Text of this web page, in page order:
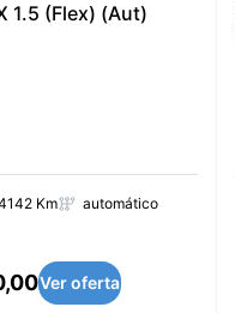
1.5 (Flex) (Aut)
Km
automático
Ver oferta